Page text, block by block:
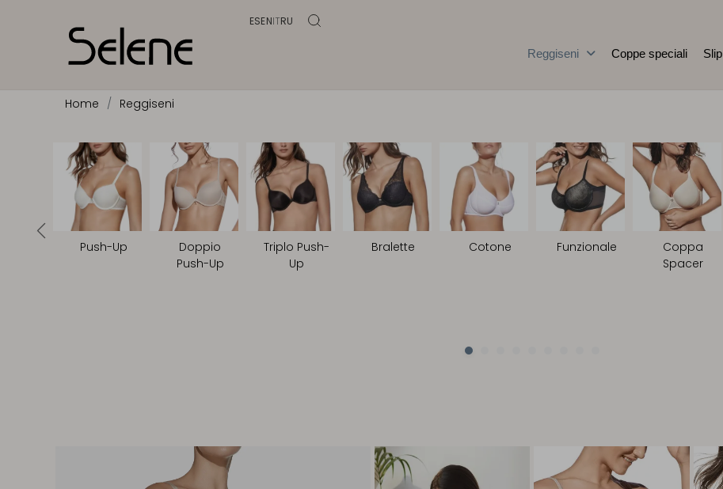
ESENITRU
Reggiseni Coppe speciali Slip
Home Reggiseni
Push-Up
Doppio
Push-Up
Triplo Push-
Up
Bralette Cotone Funzionale
Coppa
Spacer